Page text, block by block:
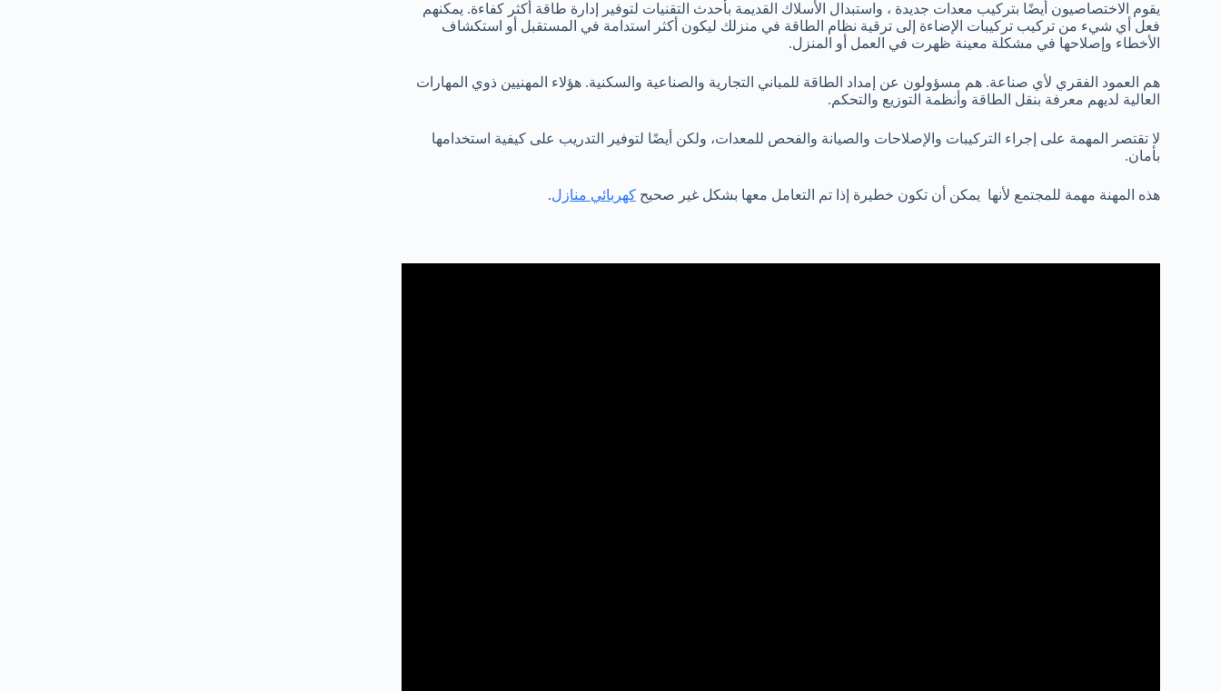
يقوم الاختصاصيون أيضًا بتركيب معدات جديدة ، واستبدال الأسلاك القديمة بأحدث التقنيات لتوفير إدارة طاقة أكثر كفاءة. يمكنهم
فعل أي شيء من تركيب تركيبات الإضاءة إلى ترقية نظام الطاقة في منزلك ليكون أكثر استدامة في المستقبل أو استكشاف
الأخطاء وإصلاحها في مشكلة معينة ظهرت في العمل أو المنزل.
هم العمود الفقري لأي صناعة. هم مسؤولون عن إمداد الطاقة للمباني التجارية والصناعية والسكنية. هؤلاء المهنيين ذوي المهارات
العالية لديهم معرفة بنقل الطاقة وأنظمة التوزيع والتحكم.
لا تقتصر المهمة على إجراء التركيبات والإصلاحات والصيانة والفحص للمعدات، ولكن أيضًا لتوفير التدريب على كيفية استخدامها
بأمان.
هذه المهنة مهمة للمجتمع لأنها يمكن أن تكون خطيرة إذا تم التعامل معها بشكل غير صحيحكهربائي منازل.